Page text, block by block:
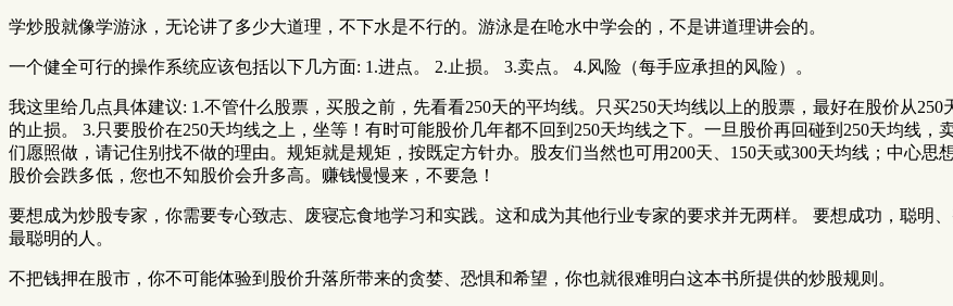
学炒股就像学游泳，无论讲了多少大道理，不下水是不行的。游泳是在呛水中学会的，不是讲道理讲会的。
一个健全可行的操作系统应该包括以下几方面: 1.进点。 2.止损。 3.卖点。 4.风险（每手应承担的风险）。
我这里给几点具体建议: 1.不管什么股票，买股之前，先看看250天的平均线。只买250天均线以上的股票，最好在股价从
的止损。 3.只要股价在250天均线之上，坐等！有时可能股价几年都不回到250天均线之下。一旦股价再回碰到250天均线
们愿照做，请记住别找不做的理由。规矩就是规矩，按既定方针办。股友们当然也可用200天、150天或300天均线；中心
股价会跌多低，您也不知股价会升多高。赚钱慢慢来，不要急！
要想成为炒股专家，你需要专心致志、废寝忘食地学习和实践。这和成为其他行业专家的要求并无两样。 要想成功，聪明
最聪明的人。
不把钱押在股市，你不可能体验到股价升落所带来的贪婪、恐惧和希望，你也就很难明白这本书所提供的炒股规则。